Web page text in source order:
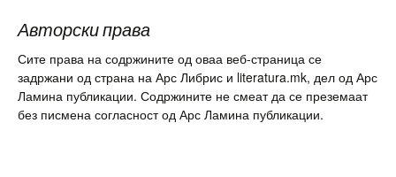
Авторски права
Сите права на содржините од оваа веб-страница се
задржани од страна на Арс Либрис и literatura.mk, дел од Арс
Ламина публикации. Содржините не смеат да се преземаат
без писмена согласност од Арс Ламина публикации.